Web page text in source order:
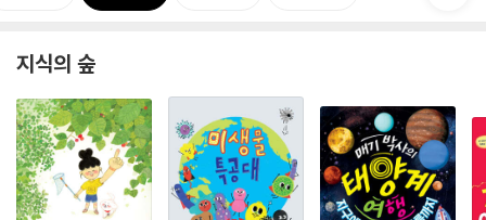
지식의 숲